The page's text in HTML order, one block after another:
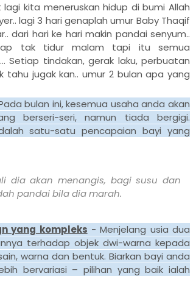
kita meneruskan hidup di bumi Allah
lagi 3 hari genaplah umur Baby Thaqif
dari hari ke hari makin pandai senyum..
tak tidur malam tapi itu semua
Setiap tindakan, gerak laku, perbuatan
tahu jugak kan.. umur 2 bulan apa yang
bulan ini, kesemua usaha anda akan
berseri-seri, namun tiada bergigi.
satu-satu pencapaian bayi yang
dia akan menangis, bagi susu dan
pandai bila dia marah.
yang kompleks - Menjelang usia dua
terhadap objek dwi-warna kepada
warna dan bentuk. Biarkan bayi anda
bervariasi – pilihan yang baik ialah